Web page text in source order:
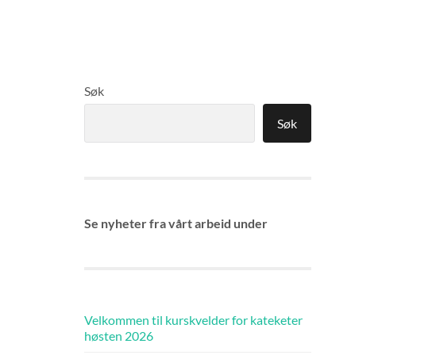
Søk
Søk
Se nyheter fra vårt arbeid under
Velkommen til kurskvelder for kateketer
høsten 2026